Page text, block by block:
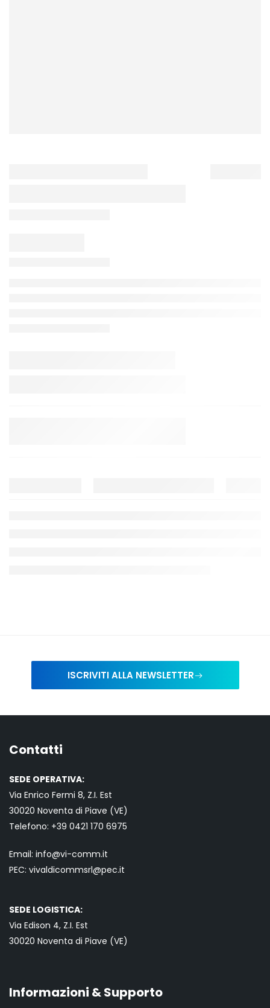
ISCRIVITI ALLA NEWSLETTER
Contatti
SEDE OPERATIVA:
Via Enrico Fermi 8, Z.I. Est
30020 Noventa di Piave (VE)
Telefono: +39 0421 170 6975
Email: info@vi-comm.it
PEC: vivaldicommsrl@pec.it
SEDE LOGISTICA:
Via Edison 4, Z.I. Est
30020 Noventa di Piave (VE)
Informazioni & Supporto